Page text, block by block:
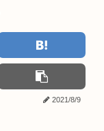
2021/8/9